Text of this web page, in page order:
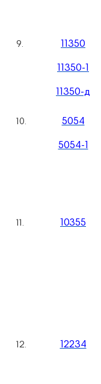
9. 11350
11350-1
11350-д
10. 5054
5054-1
11. 10355
12. 12234